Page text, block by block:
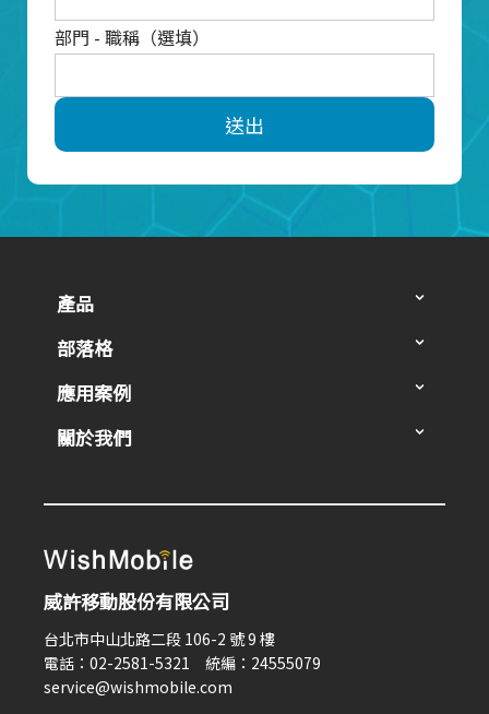
部門 - 職稱（選填）
送出
產品
部落格
應用案例
關於我們
威許移動股份有限公司
台北市中山北路二段 106-2 號 9 樓
電話：02-2581-5321 統編：24555079
service@wishmobile.com